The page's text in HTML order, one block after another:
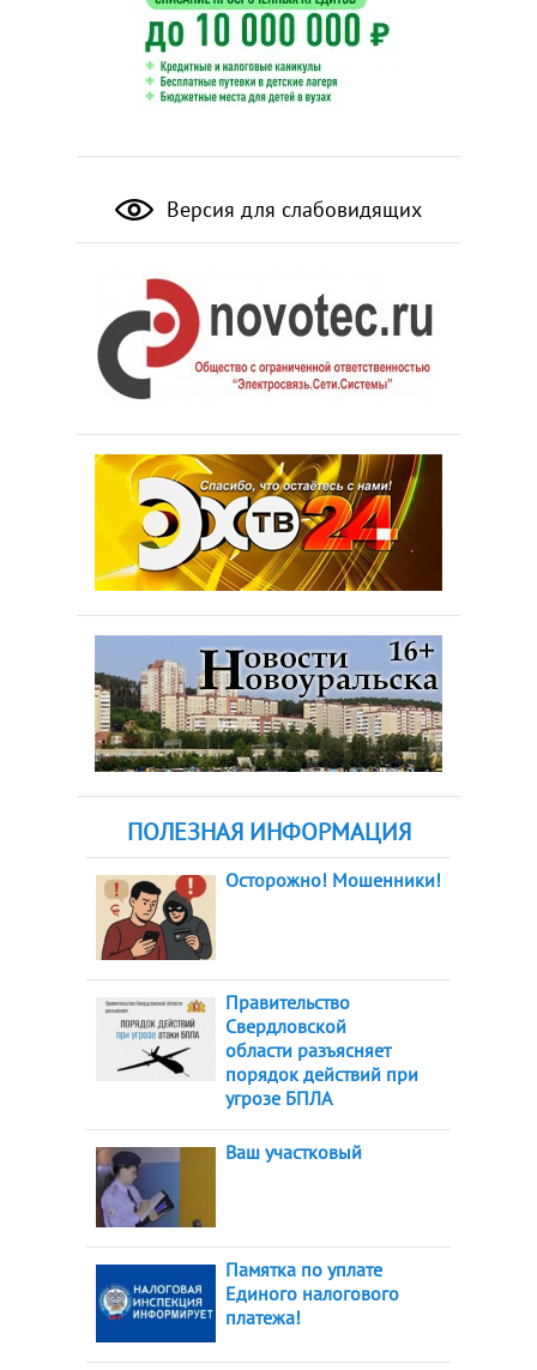
Версия для слабовидящих
ПОЛЕЗНАЯ ИНФОРМАЦИЯ
Осторожно! Мошенники!
Правительство
Свердловской
области разъясняет
порядок действий при
угрозе БПЛА
Ваш участковый
Памятка по уплате
Единого налогового
платежа!